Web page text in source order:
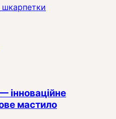
інноваційне
мастило